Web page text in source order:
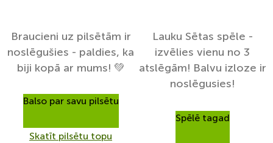
Braucieni uz pilsētām ir
noslēgušies - paldies, ka
biji kopā ar mums! 💚
Balso par savu pilsētu
Skatīt pilsētu topu
Lauku Sētas spēle -
izvēlies vienu no 3
atslēgām! Balvu izloze ir
noslēgusies!
Spēlē tagad